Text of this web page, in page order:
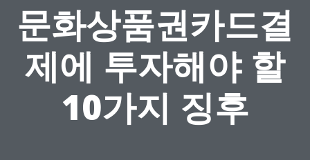
문화상품권카드결
제에 투자해야 할
10가지 징후